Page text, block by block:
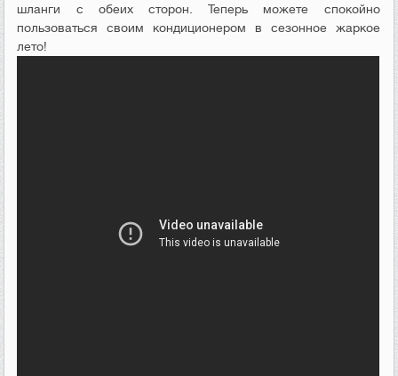
шланги с обеих сторон. Теперь можете спокойно
пользоваться своим кондиционером в сезонное жаркое
лето!